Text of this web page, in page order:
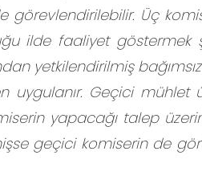
görevlendirilebilir. Üç
ilde faaliyet göstermek
yetkilendirilmiş
uygulanır. Geçici
yapacağı talep
geçici komiserin de